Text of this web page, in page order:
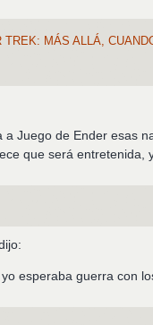
TREK: MÁS ALLÁ,
a Juego de Ender esas
que será entretenida,
esperaba guerra con